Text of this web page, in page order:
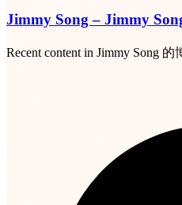
Jimmy Song – Jimmy
Recent content in Jimmy Song 的